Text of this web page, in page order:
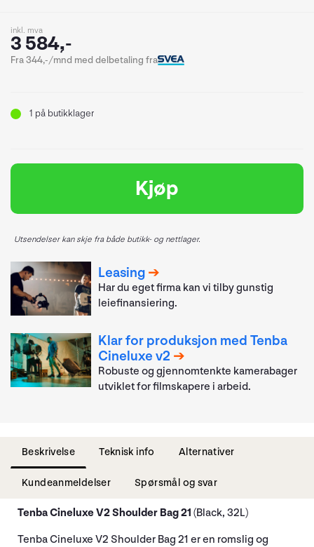
inkl. mva
3 584,-
Fra 344,-/mnd med delbetaling fra
1 på butikklager
Kjøp
Utsendelser kan skje fra både butikk- og nettlager.
Leasing
Har du eget firma kan vi tilby gunstig
leiefinansiering.
Klar for produksjon med Tenba
Cineluxe v2
Robuste og gjennomtenkte kamerabager
utviklet for filmskapere i arbeid.
Beskrivelse Teknisk info Alternativer
Kundeanmeldelser Spørsmål og svar
Tenba Cineluxe V2 Shoulder Bag 21 (Black, 32L)
Tenba Cineluxe V2 Shoulder Bag 21 er en romslig og